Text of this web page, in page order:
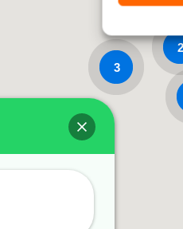
2
3